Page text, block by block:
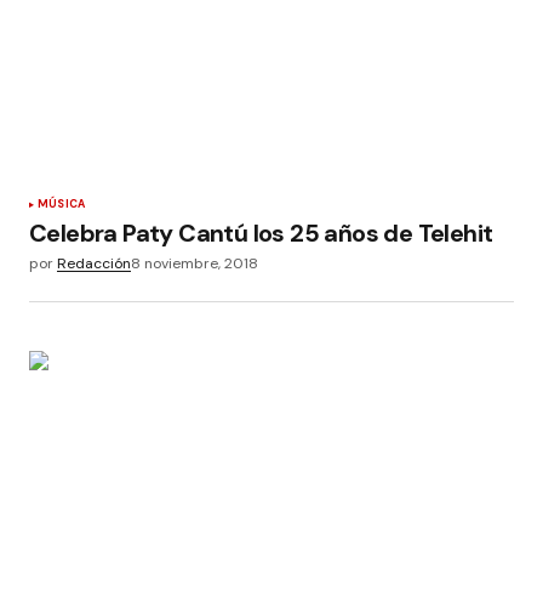
MÚSICA
Celebra Paty Cantú los 25 años de Telehit
porRedacción8 noviembre, 2018